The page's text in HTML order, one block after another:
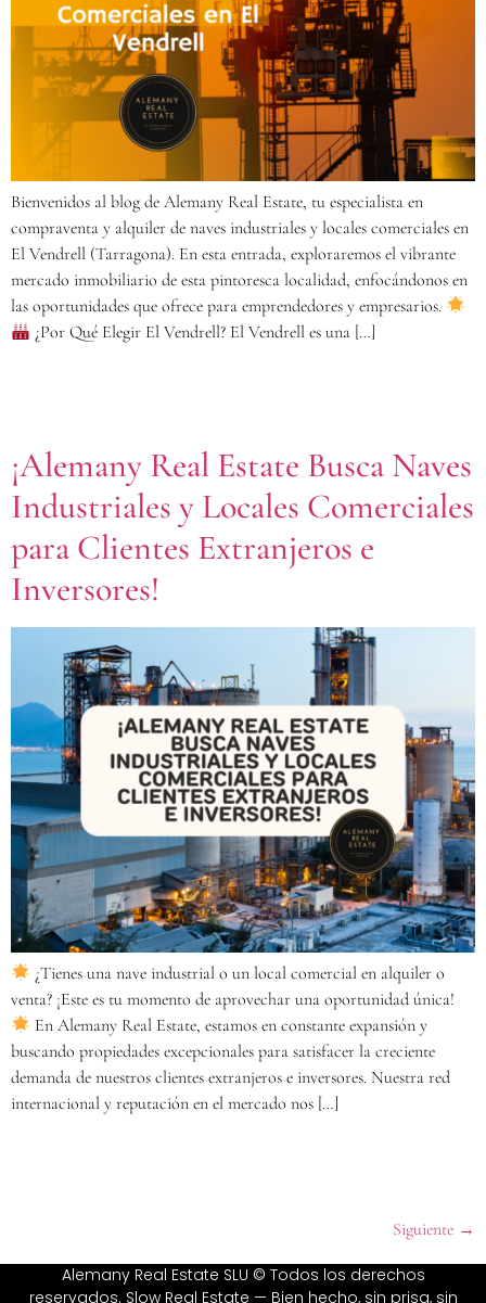
Bienvenidos al blog de Alemany Real Estate, tu especialista en
compraventa y alquiler de naves industriales y locales comerciales en
El Vendrell (Tarragona). En esta entrada, exploraremos el vibrante
mercado inmobiliario de esta pintoresca localidad, enfocándonos en
las oportunidades que ofrece para emprendedores y empresarios.
¿Por Qué Elegir El Vendrell? El Vendrell es una […]
¡Alemany Real Estate Busca Naves
Industriales y Locales Comerciales
para Clientes Extranjeros e
Inversores!
¿Tienes una nave industrial o un local comercial en alquiler o
venta? ¡Este es tu momento de aprovechar una oportunidad única!
En Alemany Real Estate, estamos en constante expansión y
buscando propiedades excepcionales para satisfacer la creciente
demanda de nuestros clientes extranjeros e inversores. Nuestra red
internacional y reputación en el mercado nos […]
Siguiente →
Alemany Real Estate SLU © Todos los derechos
reservados. Slow Real Estate — Bien hecho, sin prisa, sin